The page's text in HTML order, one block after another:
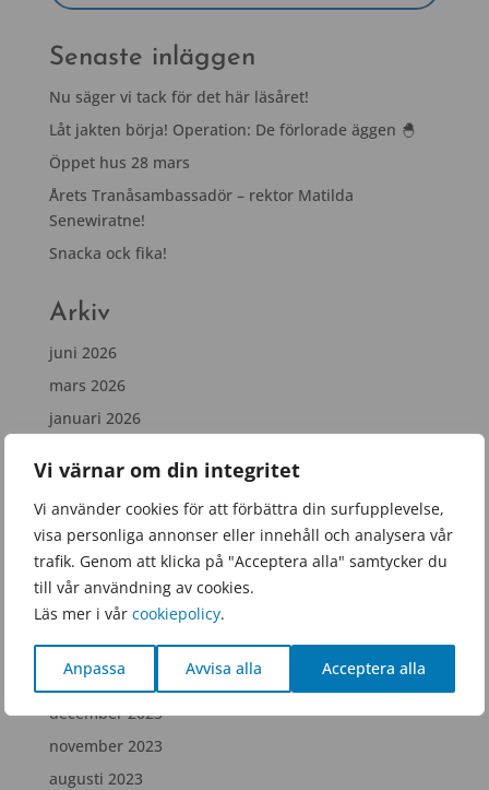
Vi värnar om din integritet
Vi använder cookies för att förbättra din surfupplevelse,
visa personliga annonser eller innehåll och analysera vår
trafik. Genom att klicka på "Acceptera alla" samtycker du
till vår användning av cookies.
Läs mer i vår cookiepolicy.
Anpassa Avvisa alla Acceptera alla
Senaste inläggen
Nu säger vi tack för det här läsåret!
Låt jakten börja! Operation: De förlorade äggen 🐣
Öppet hus 28 mars
Årets Tranåsambassadör – rektor Matilda
Senewiratne!
Snacka ock fika!
Arkiv
juni 2026
mars 2026
januari 2026
september 2025
juni 2025
februari 2025
december 2024
juli 2024
april 2024
februari 2024
december 2023
november 2023
augusti 2023